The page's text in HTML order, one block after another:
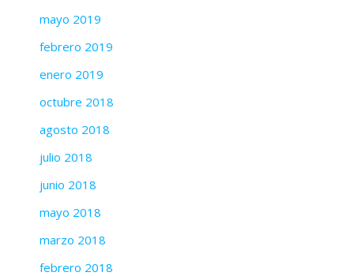
mayo 2019
febrero 2019
enero 2019
octubre 2018
agosto 2018
julio 2018
junio 2018
mayo 2018
marzo 2018
febrero 2018